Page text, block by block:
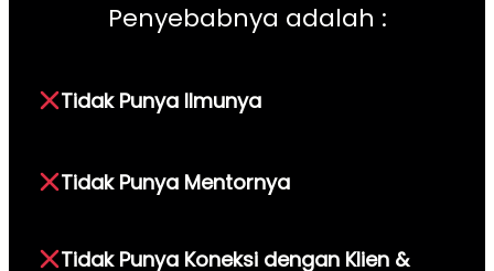
Penyebabnya adalah :
Tidak Punya Ilmunya
Tidak Punya Mentornya
Tidak Punya Koneksi dengan Klien &